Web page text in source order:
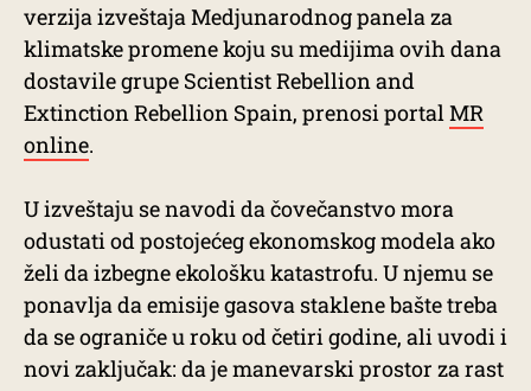
verzija izveštaja Medjunarodnog panela za
klimatske promene koju su medijima ovih dana
dostavile grupe Scientist Rebellion and
Extinction Rebellion Spain, prenosi portalMR
online.
U izveštaju se navodi da čovečanstvo mora
odustati od postojećeg ekonomskog modela ako
želi da izbegne ekološku katastrofu. U njemu se
ponavlja da emisije gasova staklene bašte treba
da se ograniče u roku od četiri godine, ali uvodi i
novi zaključak: da je manevarski prostor za rast